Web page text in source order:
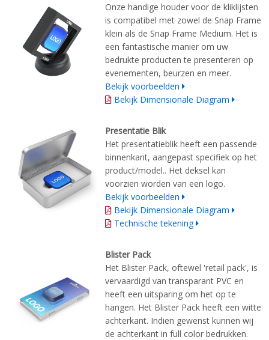
Onze handige houder voor de kliklijsten
is compatibel met zowel de Snap Frame
klein als de Snap Frame Medium. Het is
een fantastische manier om uw
bedrukte producten te presenteren op
evenementen, beurzen en meer.
Bekijk voorbeelden
Bekijk Dimensionale Diagram
Presentatie Blik
Het presentatieblik heeft een passende
binnenkant, aangepast specifiek op het
product/model.. Het deksel kan
voorzien worden van een logo.
Bekijk voorbeelden
Bekijk Dimensionale Diagram
Technische tekening
Blister Pack
Het Blister Pack, oftewel 'retail pack', is
vervaardigd van transparant PVC en
heeft een uitsparing om het op te
hangen. Het Blister Pack heeft een witte
achterkant. Indien gewenst kunnen wij
de achterkant in full color bedrukken.